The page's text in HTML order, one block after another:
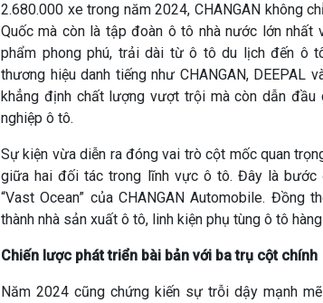
2.680.000 xe trong năm 2024, CHANGAN không
Quốc mà còn là tập đoàn ô tô nhà nước lớn
phẩm phong phú, trải dài từ ô tô du lịch đến ô
thương hiệu danh tiếng như CHANGAN, DEEPAL
khẳng định chất lượng vượt trội mà còn dẫn
nghiệp ô tô.
Sự kiện vừa diễn ra đóng vai trò cột mốc quan
giữa hai đối tác trong lĩnh vực ô tô. Đây là
“Vast Ocean” của CHANGAN Automobile.
thành nhà sản xuất ô tô, linh kiện phụ tùng ô tô
Chiến lược phát triển bài bản với ba trụ cột chính
Năm 2024 cũng chứng kiến sự trỗi dậy mạnh